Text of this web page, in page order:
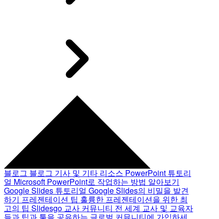
블로그 블로그 기사 및 기타 리소스 PowerPoint 튜토리
얼 Microsoft PowerPoint로 작업하는 방법 알아보기
Google Slides 튜토리얼 Google Slides의 비밀을 발견
하기 프레젠테이션 팁 훌륭한 프레젠테이션을 위한 최
고의 팁 Slidesgo 교사 커뮤니티 전 세계 교사 및 교육자